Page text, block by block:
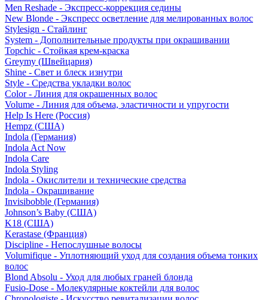
Men Reshade - Экспресс-коррекция седины
New Blonde - Экспресс осветление для мелированных волос
Stylesign - Стайлинг
System - Дополнительные продукты при окрашивании
Topchic - Стойкая крем-краска
Greymy (Швейцария)
Shine - Свет и блеск изнутри
Style - Средства укладки волос
Color - Линия для окрашенных волос
Volume - Линия для объема, эластичности и упругости
Help Is Here (Россия)
Hempz (США)
Indola (Германия)
Indola Act Now
Indola Care
Indola Styling
Indola - Окислители и технические средства
Indola - Окрашивание
Invisibobble (Германия)
Johnson’s Baby (США)
K18 (США)
Kerastase (Франция)
Discipline - Непослушные волосы
Volumifique - Уплотняющий уход для создания объема тонких
волос
Blond Absolu - Уход для любых граней блонда
Fusio-Dose - Молекулярные коктейли для волос